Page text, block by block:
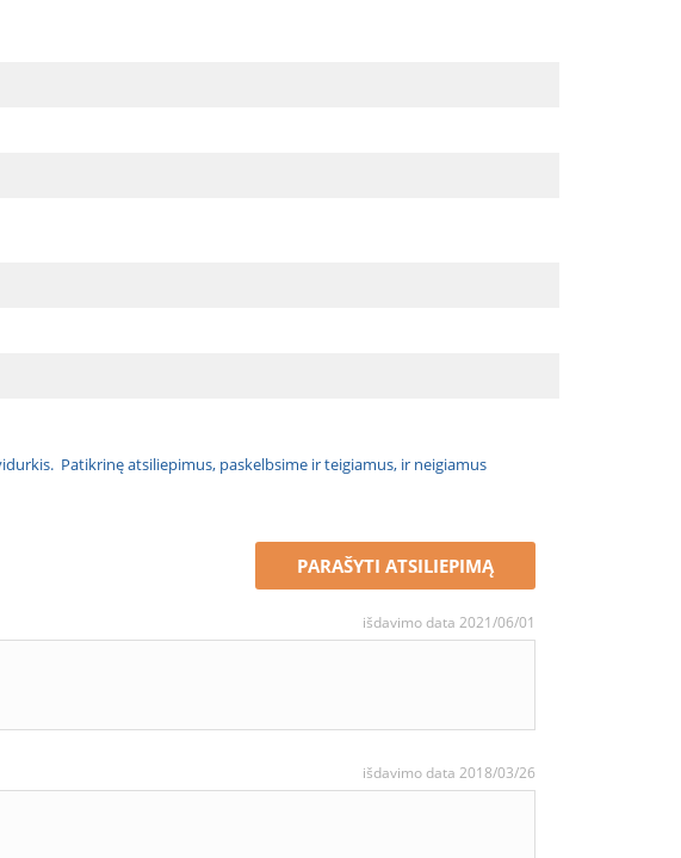
Patikrinę atsiliepimus, paskelbsime ir teigiamus, ir neigiamus
PARAŠYTI ATSILIEPIMĄ
išdavimo data 2021/06/01
išdavimo data 2018/03/26